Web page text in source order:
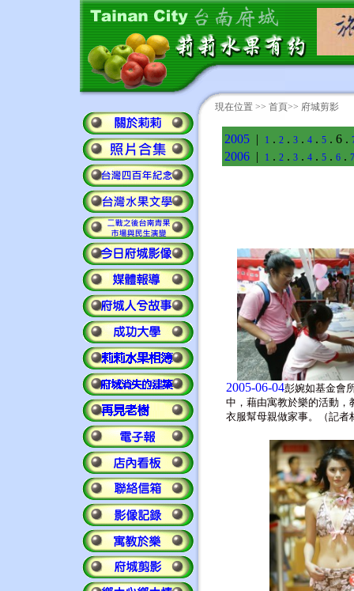
2005 | 1 . 2 . 3 . 4 . 5 . 6 .
2006 | 1 . 2 . 3 . 4 . 5 . 6 . 7
2005-06-04彭婉如基金會
中，藉由寓教於樂的活動，
衣服幫母親做家事。（記者
現在位置 >> 首頁>> 府城剪影